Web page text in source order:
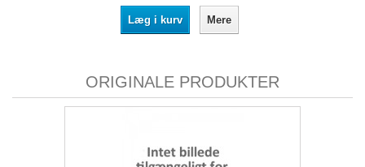
Læg i kurv Mere
ORIGINALE PRODUKTER